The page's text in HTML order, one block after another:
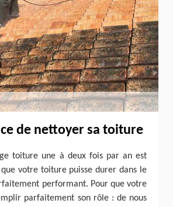
de nettoyer sa toiture
toiture une à deux fois par an est
votre toiture puisse durer dans le
performant. Pour que votre
parfaitement son rôle : de nous